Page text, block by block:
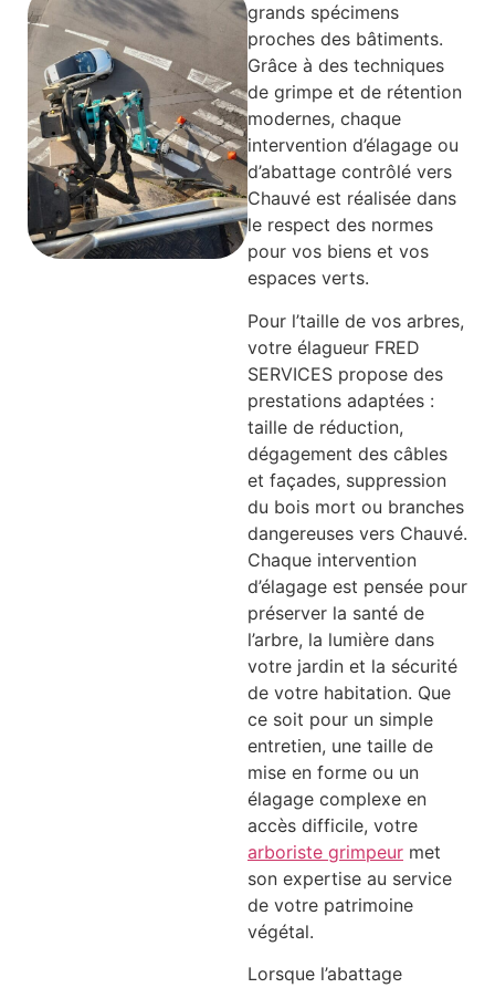
grands spécimens
proches des bâtiments.
Grâce à des techniques
de grimpe et de rétention
modernes, chaque
intervention d’élagage ou
d’abattage contrôlé vers
Chauvé est réalisée dans
le respect des normes
pour vos biens et vos
espaces verts.
Pour l’taille de vos arbres,
votre élagueur FRED
SERVICES propose des
prestations adaptées :
taille de réduction,
dégagement des câbles
et façades, suppression
du bois mort ou branches
dangereuses vers Chauvé.
Chaque intervention
d’élagage est pensée pour
préserver la santé de
l’arbre, la lumière dans
votre jardin et la sécurité
de votre habitation. Que
ce soit pour un simple
entretien, une taille de
mise en forme ou un
élagage complexe en
accès difficile, votre
arboriste grimpeur met
son expertise au service
de votre patrimoine
végétal.
Lorsque l’abattage